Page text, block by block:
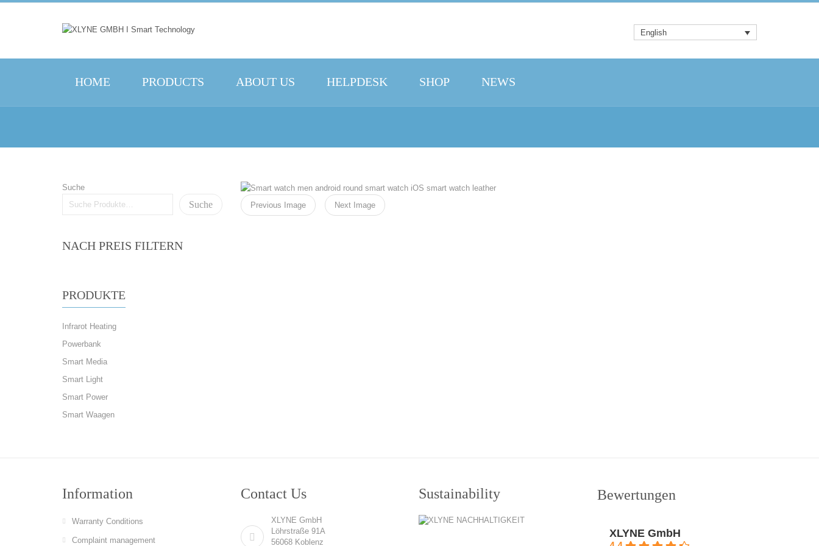
English
HOME PRODUCTS ABOUT US HELPDESK SHOP NEWS
Suche
Suche
NACH PREIS FILTERN
PRODUKTE
Infrarot Heating
Powerbank
Smart Media
Smart Light
Smart Power
Smart Waagen
Previous Image Next Image
Information
Warranty Conditions
Complaint management
Contact Us
XLYNE GmbH
Löhrstraße 91A
56068 Koblenz
Sustainability Bewertungen
XLYNE GmbH